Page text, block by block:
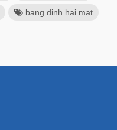
bang dinh hai mat